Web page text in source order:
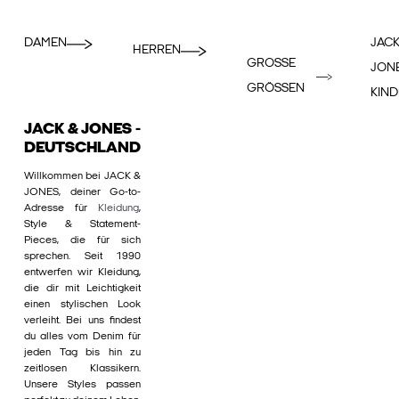
DAMEN
HERREN
GROSSE
GRÖSSEN
JACK & JONES -
DEUTSCHLAND
Willkommen bei JACK &
JONES, deiner Go-to-
Adresse für
Kleidung,
Style & Statement-
Pieces, die für sich
sprechen. Seit 1990
entwerfen wir Kleidung,
die dir mit Leichtigkeit
einen stylischen Look
verleiht. Bei uns findest
du alles vom Denim für
jeden Tag bis hin zu
zeitlosen Klassikern.
Unsere Styles passen